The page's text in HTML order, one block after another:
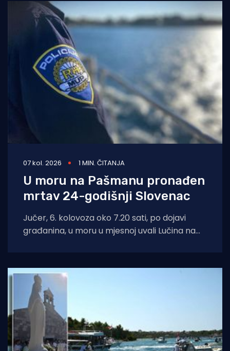
07 kol. 2026 1 MIN. ČITANJA
U moru na Pašmanu pronađen
mrtav 24-godišnji Slovenac
Jučer, 6. kolovoza oko 7.20 sati, po dojavi
građanina, u moru u mjesnoj uvali Lučina na